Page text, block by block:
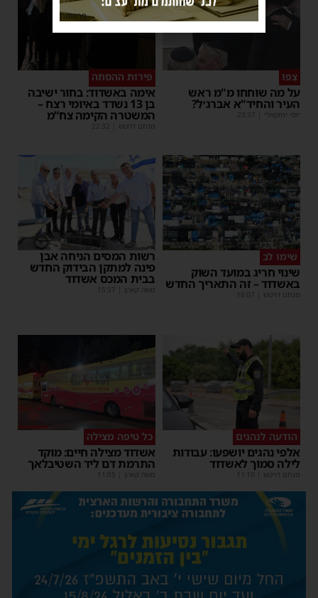
צפו
על מה שוחחו מ"מ ראש
העיר והחיד"א אברג׳ל?
יוסי יחזקאלי 23:37
פירות ההסתה
אימה באשדוד: בחור ישיבה
בן 13 נשדד באיומי רצח –
המשטרה הקימה צח”מ
מנחם דויטש 22:32
שימו לב
שינוי חריג במועד השוק
באשדוד – זה התאריך החדש
מנחם דויטש 16:07
רשות המסים הניחה אבן
פינה למתקן הבידוק החדש
בבית המכס אשדוד
משה קאהן 15:37
הודעה לנהגים
אלפי נהגים יושפעו: עבודות
לילה סמוך לאשדוד
מנחם דויטש 11:10
כל טיפה מצילה
אשדוד מצילה חיים: מוקד
התרמת דם ליד השטיבלאך
משה קאהן 11:05
פרסומת